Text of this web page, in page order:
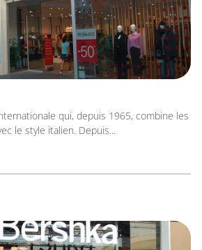
qui, depuis 1965, combine les
le style italien. Depuis...